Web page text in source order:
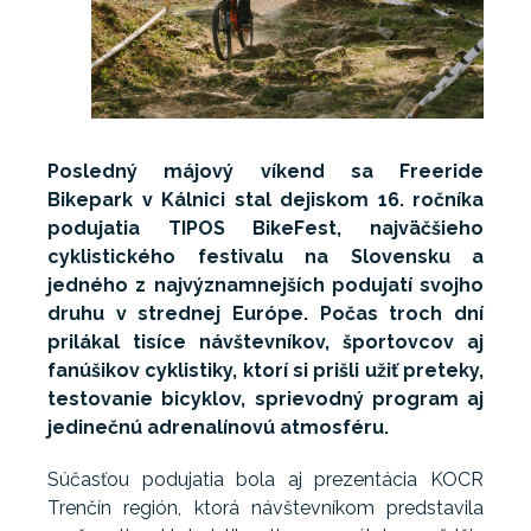
Posledný májový víkend sa Freeride
Bikepark v Kálnici stal dejiskom 16. ročníka
podujatia TIPOS BikeFest, najväčšieho
cyklistického festivalu na Slovensku a
jedného z najvýznamnejších podujatí svojho
druhu v strednej Európe. Počas troch dní
prilákal tisíce návštevníkov, športovcov aj
fanúšikov cyklistiky, ktorí si prišli užiť preteky,
testovanie bicyklov, sprievodný program aj
jedinečnú adrenalínovú atmosféru.
Súčasťou podujatia bola aj prezentácia KOCR
Trenčín región, ktorá návštevníkom predstavila